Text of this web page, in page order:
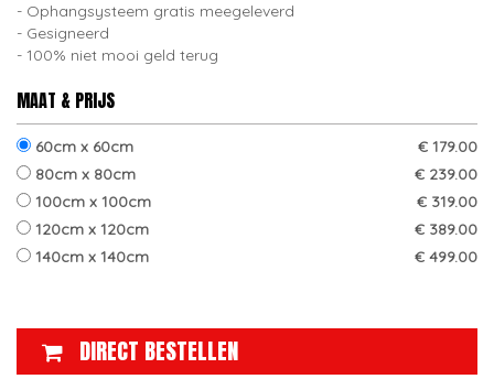
Ophangsysteem gratis meegeleverd
Gesigneerd
100% niet mooi geld terug
MAAT & PRIJS
60cm x 60cm
€ 179.00
80cm x 80cm
€ 239.00
100cm x 100cm
€ 319.00
120cm x 120cm
€ 389.00
140cm x 140cm
€ 499.00
DIRECT BESTELLEN